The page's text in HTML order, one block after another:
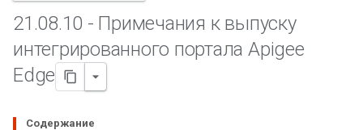
21 .08.10 - Примечания к выпуску
интегрированного портала Apigee
Edge
Содержание